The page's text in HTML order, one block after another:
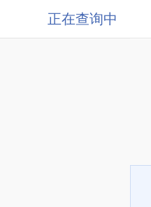
正在查询中